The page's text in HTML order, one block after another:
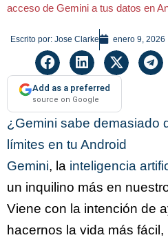
acceso de Gemini a tus datos en
Escrito por: Jose Clarke enero 9, 2026
Add as a preferred
source on Google
¿Gemini sabe demasiado
límites en tu Android
Gemini, la inteligencia
un inquilino más en
Viene con la intención de
hacernos la vida más